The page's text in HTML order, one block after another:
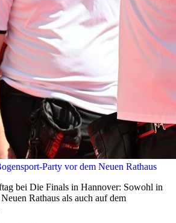
Party vor dem Neuen Rathaus
bei Die Finals in Hannover: Sowohl in
Rathaus als auch auf dem